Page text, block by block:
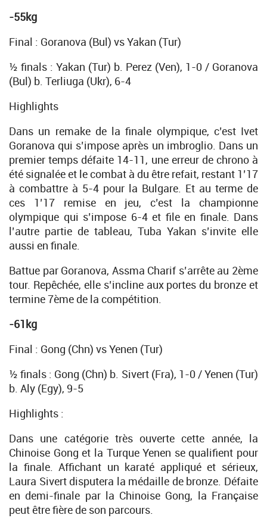
-55kg
Final : Goranova (Bul) vs Yakan (Tur)
½ finals : Yakan (Tur) b. Perez (Ven), 1-0 / Goranova
(Bul) b. Terliuga (Ukr), 6-4
Highlights
Dans un remake de la finale olympique, c’est Ivet
Goranova qui s’impose après un imbroglio. Dans un
premier temps défaite 14-11, une erreur de chrono à
été signalée et le combat à du être refait, restant 1’17
à combattre à 5-4 pour la Bulgare. Et au terme de
ces 1’17 remise en jeu, c’est la championne
olympique qui s’impose 6-4 et file en finale. Dans
l’autre partie de tableau, Tuba Yakan s’invite elle
aussi en finale.
Battue par Goranova, Assma Charif s’arrête au 2ème
tour. Repêchée, elle s’incline aux portes du bronze et
termine 7ème de la compétition.
-61kg
Final : Gong (Chn) vs Yenen (Tur)
½ finals : Gong (Chn) b. Sivert (Fra), 1-0 / Yenen (Tur)
b. Aly (Egy), 9-5
Highlights :
Dans une catégorie très ouverte cette année, la
Chinoise Gong et la Turque Yenen se qualifient pour
la finale. Affichant un karaté appliqué et sérieux,
Laura Sivert disputera la médaille de bronze. Défaite
en demi-finale par la Chinoise Gong, la Française
peut être fière de son parcours.